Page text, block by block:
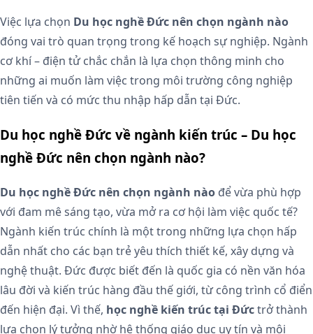
Việc lựa chọn Du học nghề Đức nên chọn ngành nào
đóng vai trò quan trọng trong kế hoạch sự nghiệp. Ngành
cơ khí – điện tử chắc chắn là lựa chọn thông minh cho
những ai muốn làm việc trong môi trường công nghiệp
tiên tiến và có mức thu nhập hấp dẫn tại Đức.
Du học nghề Đức về ngành kiến trúc – Du học
nghề Đức nên chọn ngành nào?
Du học nghề Đức nên chọn ngành nào để vừa phù hợp
với đam mê sáng tạo, vừa mở ra cơ hội làm việc quốc tế?
Ngành kiến trúc chính là một trong những lựa chọn hấp
dẫn nhất cho các bạn trẻ yêu thích thiết kế, xây dựng và
nghệ thuật. Đức được biết đến là quốc gia có nền văn hóa
lâu đời và kiến trúc hàng đầu thế giới, từ công trình cổ điển
đến hiện đại. Vì thế, học nghề kiến trúc tại Đứctrở thành
lựa chọn lý tưởng nhờ hệ thống giáo dục uy tín và môi